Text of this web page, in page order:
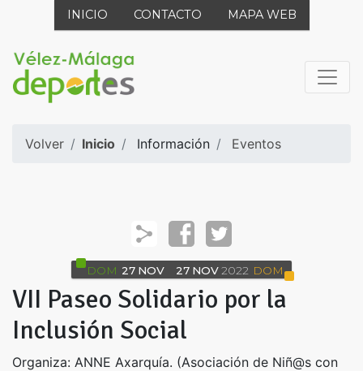
INICIO CONTACTO MAPA WEB
Volver Inicio Información Eventos
DOM 27 NOV 27 NOV2022 DOM
VII Paseo Solidario por la
Inclusión Social
Organiza: ANNE Axarquía. (Asociación de Niñ@s con